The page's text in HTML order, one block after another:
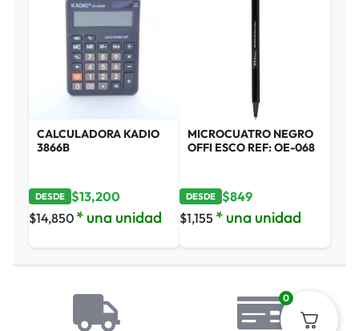
CALCULADORA KADIO
3866B
DESDE $13,200
$14,850 * una unidad
MICROCUATRO NEGRO
OFFI ESCO REF: OE-068
DESDE $849
$1,155 * una unidad
0